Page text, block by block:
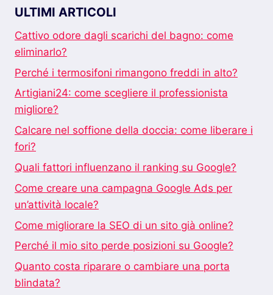
ULTIMI ARTICOLI
Cattivo odore dagli scarichi del bagno: come
eliminarlo?
Perché i termosifoni rimangono freddi in alto?
Artigiani24: come scegliere il professionista
migliore?
Calcare nel soffione della doccia: come liberare i
fori?
Quali fattori influenzano il ranking su Google?
Come creare una campagna Google Ads per
un’attività locale?
Come migliorare la SEO di un sito già online?
Perché il mio sito perde posizioni su Google?
Quanto costa riparare o cambiare una porta
blindata?